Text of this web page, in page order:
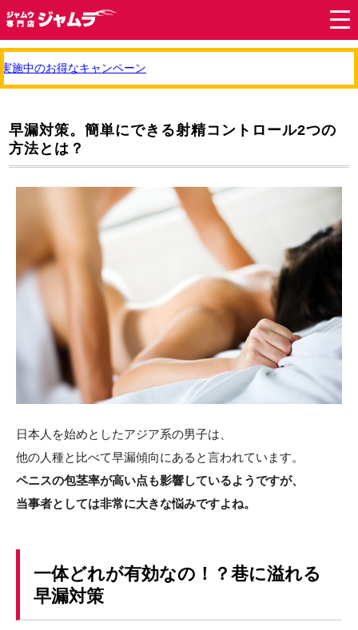
中のお得なキャンペーン
早漏対策。簡単にできる射精コントロール2つの
方法とは？
日本人を始めとしたアジア系の男子は、
他の人種と比べて早漏傾向にあると言われています。
ペニスの包茎率が高い点も影響しているようですが、
当事者としては非常に大きな悩みですよね。
一体どれが有効なの！？巷に溢れる
早漏対策